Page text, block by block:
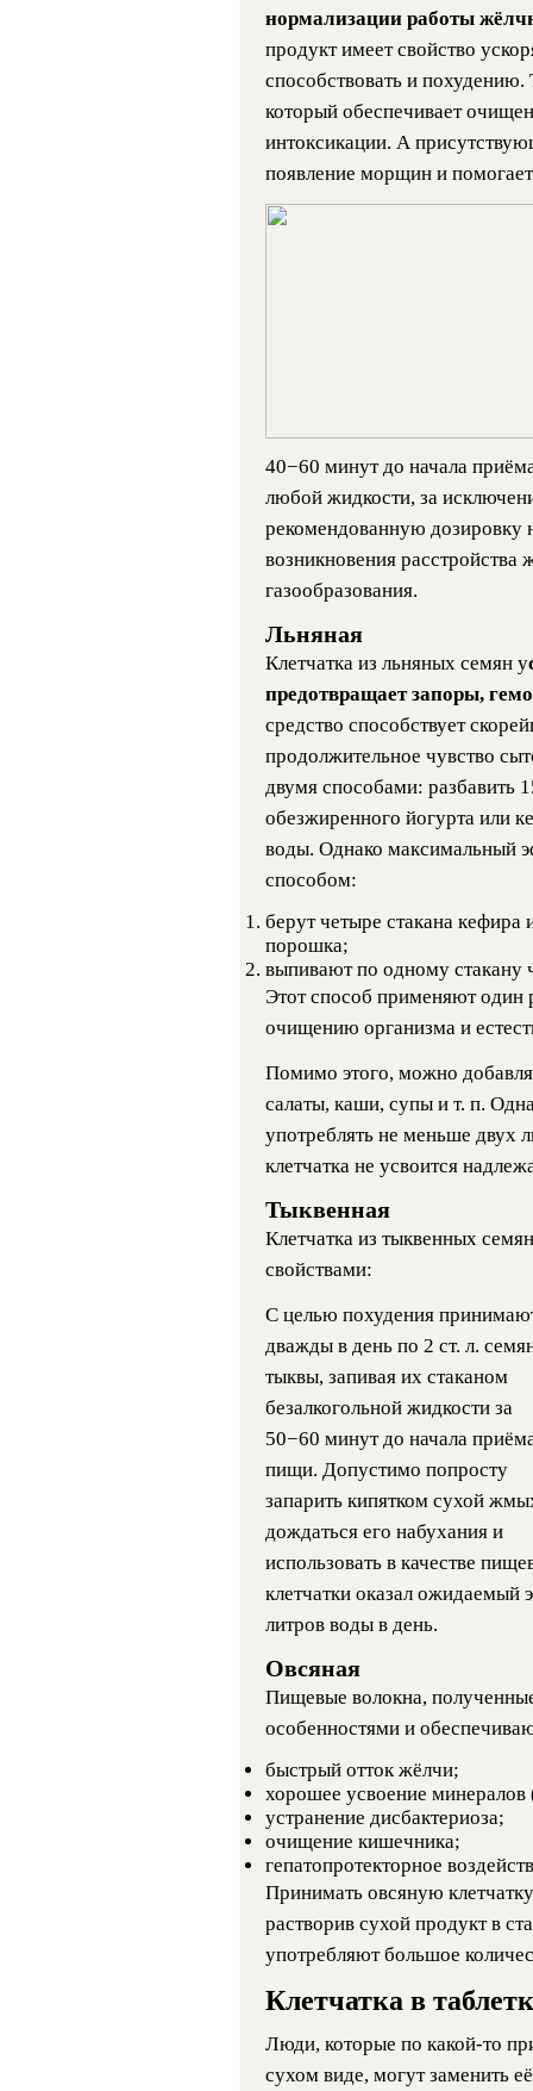
нормализации работы
продукт имеет свойство
способствовать и
который обеспечивает
интоксикации. А
появление морщин и
40−60 минут до начала
любой жидкости, за
рекомендованную дозировку
возникновения
газообразования.
Льняная
Клетчатка из льняных семян у
предотвращает запоры,
средство способствует
продолжительное чувство
двумя способами: разбавить
обезжиренного йогурта или
воды. Однако максимальный
способом:
берут четыре стакана
порошка;
выпивают по одному стакану
Этот способ применяют один
очищению организма и
Помимо этого, можно
салаты, каши, супы и т. п.
употреблять не меньше двух
клетчатка не усвоится
Тыквенная
Клетчатка из тыквенных
свойствами:
С целью похудения
дважды в день по 2 ст. л.
тыквы, запивая их стаканом
безалкогольной жидкости за
50−60 минут до начала
пищи. Допустимо попросту
запарить кипятком сухой
дождаться его набухания и
использовать в качестве
клетчатки оказал ожидаемый
литров воды в день.
Овсяная
Пищевые волокна,
особенностями и
быстрый отток жёлчи;
хорошее усвоение минералов
устранение дисбактериоза;
очищение кишечника;
гепатопротекторное
Принимать овсяную
растворив сухой продукт в
употребляют большое
Клетчатка в
Люди, которые по какой-то
сухом виде, могут заменить